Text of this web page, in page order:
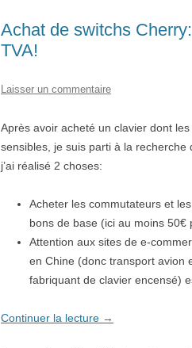
Achat de switchs
TVA!
Laisser un commentaire
Après avoir acheté un clavier dont
sensibles, je suis parti à la
j’ai réalisé 2 choses:
Acheter les commutateurs et
bons de base (ici au moins 50€
Attention aux sites de e-
en Chine (donc transport avion
fabriquant de clavier encensé)
Continuer la lecture →